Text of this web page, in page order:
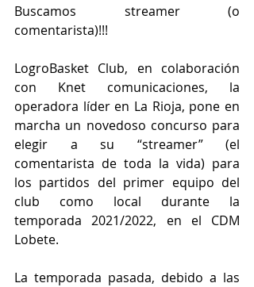
Buscamos streamer (o
comentarista)!!!
LogroBasket Club, en colaboración
con Knet comunicaciones, la
operadora líder en La Rioja, pone en
marcha un novedoso concurso para
elegir a su “streamer” (el
comentarista de toda la vida) para
los partidos del primer equipo del
club como local durante la
temporada 2021/2022, en el CDM
Lobete.
La temporada pasada, debido a las